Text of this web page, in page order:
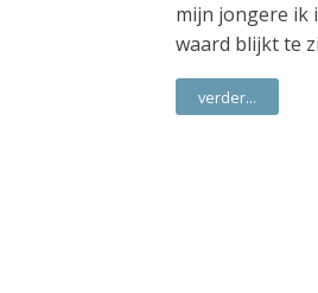
mijn jongere ik
waard blijkt te
verder...